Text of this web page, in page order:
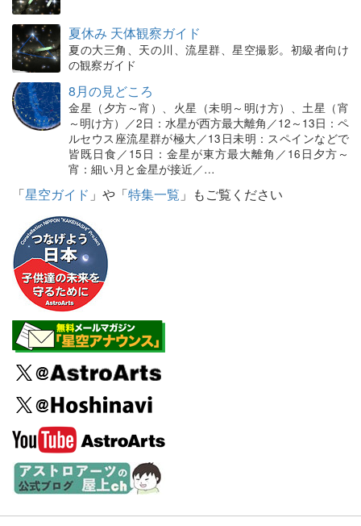
夏休み 天体観察ガイド
夏の大三角、天の川、流星群、星空撮影。初級者向け
の観察ガイド
8月の見どころ
金星（夕方～宵）、火星（未明～明け方）、土星（宵
～明け方）／2日：水星が西方最大離角／12～13日：ペ
ルセウス座流星群が極大／13日未明：スペインなどで
皆既日食／15日：金星が東方最大離角／16日夕方～
宵：細い月と金星が接近／…
「星空ガイド 」や「特集一覧 」もご覧ください